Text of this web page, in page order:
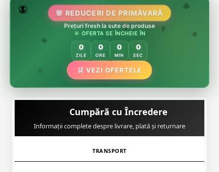
🌸
🌸
🏵️
🌷
🦋 🌸 REDUCERI DE PRIMĂVARĂ
Prețuri fresh la sute de produse
☀️ OFERTA SE ÎNCHEIE ÎN
0
ZILE
0
ORE
0
MIN
0
SEC
🛒 VEZI OFERTELE
Cumpără cu Încredere
Informații complete despre livrare, plată și returnare
TRANSPORT